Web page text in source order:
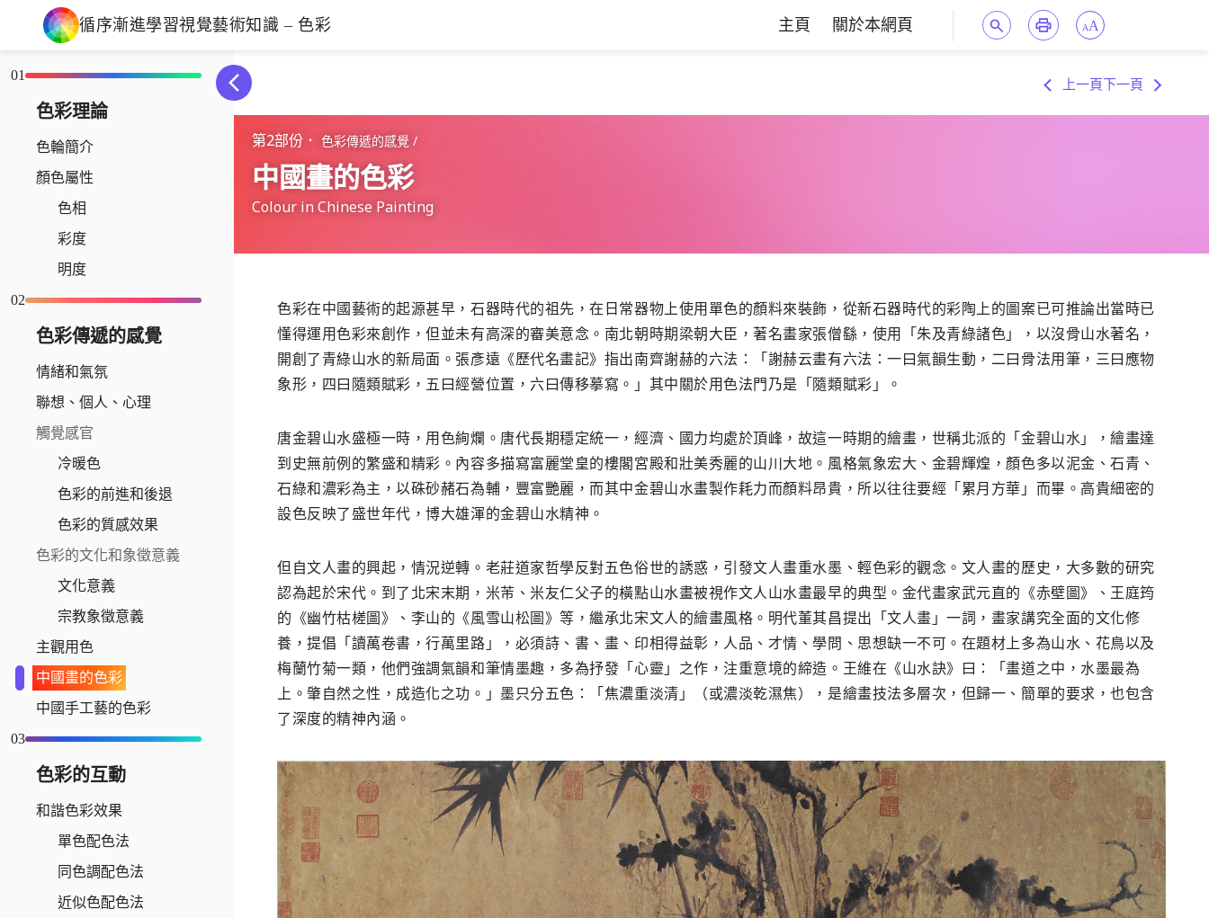
循序漸進學習視覺藝術知識 –色彩 主頁 關於本網頁 AA
01
色彩理論
色輪簡介
顏色屬性
色相
彩度
明度
02
色彩傳遞的感覺
情緒和氣氛
聯想、個人、心理
觸覺感官
冷暖色
色彩的前進和後退
色彩的質感效果
色彩的文化和象徵意義
文化意義
宗教象徵意義
主觀用色
中國畫的色彩
中國手工藝的色彩
03
色彩的互動
和諧色彩效果
單色配色法
同色調配色法
近似色配色法
上一頁下一頁
第2部份． 色彩傳遞的感覺 /
中國畫的色彩
Colour in Chinese Painting
色彩在中國藝術的起源甚早，石器時代的祖先，在日常器物上使用單色的顏料來裝飾，從新石器時代的彩陶上的圖案已可推論出當時已
懂得運用色彩來創作，但並未有高深的審美意念。南北朝時期梁朝大臣，著名畫家張僧繇，使用「朱及青綠諸色」，以沒骨山水著名，
開創了青綠山水的新局面。張彥遠《歷代名畫記》指出南齊謝赫的六法：「謝赫云畫有六法：一曰氣韻生動，二曰骨法用筆，三曰應物
象形，四曰隨類賦彩，五曰經營位置，六曰傳移摹寫。」其中關於用色法門乃是「隨類賦彩」。
唐金碧山水盛極一時，用色絢爛。唐代長期穩定統一，經濟、國力均處於頂峰，故這一時期的繪畫，世稱北派的「金碧山水」，繪畫達
到史無前例的繁盛和精彩。內容多描寫富麗堂皇的樓閣宮殿和壯美秀麗的山川大地。風格氣象宏大、金碧輝煌，顏色多以泥金、石青、
石綠和濃彩為主，以硃砂赭石為輔，豐富艷麗，而其中金碧山水畫製作耗力而顏料昂貴，所以往往要經「累月方華」而畢。高貴細密的
設色反映了盛世年代，博大雄渾的金碧山水精神。
但自文人畫的興起，情況逆轉。老莊道家哲學反對五色俗世的誘惑，引發文人畫重水墨、輕色彩的觀念。文人畫的歷史，大多數的研究
認為起於宋代。到了北宋末期，米芾、米友仁父子的橫點山水畫被視作文人山水畫最早的典型。金代畫家武元直的《赤壁圖》、王庭筠
的《幽竹枯槎圖》、李山的《風雪山松圖》等，繼承北宋文人的繪畫風格。明代董其昌提出「文人畫」一詞，畫家講究全面的文化修
養，提倡「讀萬卷書，行萬里路」，必須詩、書、畫、印相得益彰，人品、才情、學問、思想缺一不可。在題材上多為山水、花鳥以及
梅蘭竹菊一類，他們強調氣韻和筆情墨趣，多為抒發「心靈」之作，注重意境的締造。王維在《山水訣》曰：「畫道之中，水墨最為
上。肇自然之性，成造化之功。」墨只分五色：「焦濃重淡清」（或濃淡乾濕焦），是繪畫技法多層次，但歸一、簡單的要求，也包含
了深度的精神內涵。